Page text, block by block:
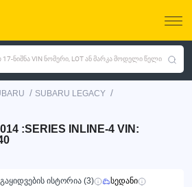
17-ნიშნა VIN ნომერი, LOT ან მარკა მოდელი წელი
/ SUBARU LEGACY /
:SERIES INLINE-4 VIN:
გაყიდვების ისტორია (3) სედანი